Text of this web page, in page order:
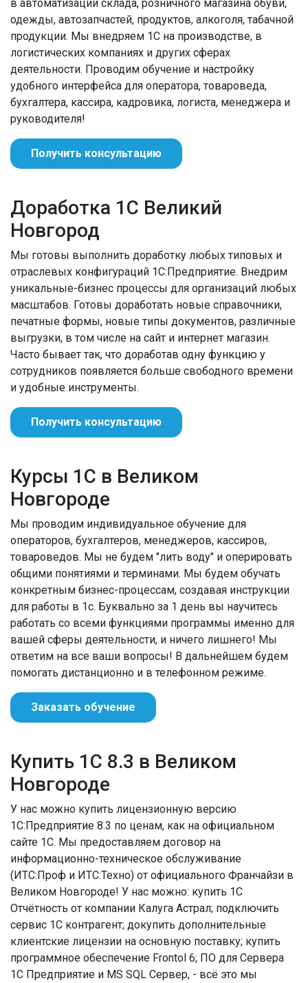
в автоматизации склада, розничного магазина обуви,
одежды, автозапчастей, продуктов, алкоголя, табачной
продукции. Мы внедряем 1С на производстве, в
логистических компаниях и других сферах
деятельности. Проводим обучение и настройку
удобного интерфейса для оператора, товароведа,
бухгалтера, кассира, кадровика, логиста, менеджера и
руководителя!
Получить консультацию
Доработка 1С Великий
Новгород
Мы готовы выполнить доработку любых типовых и
отраслевых конфигураций 1С:Предприятие. Внедрим
уникальные-бизнес процессы для организаций любых
масштабов. Готовы доработать новые справочники,
печатные формы, новые типы документов, различные
выгрузки, в том числе на сайт и интернет магазин.
Часто бывает так, что доработав одну функцию у
сотрудников появляется больше свободного времени
и удобные инструменты.
Получить консультацию
Курсы 1С в Великом
Новгороде
Мы проводим индивидуальное обучение для
операторов, бухгалтеров, менеджеров, кассиров,
товароведов. Мы не будем "лить воду" и оперировать
общими понятиями и терминами. Мы будем обучать
конкретным бизнес-процессам, создавая инструкции
для работы в 1с. Буквально за 1 день вы научитесь
работать со всеми функциями программы именно для
вашей сферы деятельности, и ничего лишнего! Мы
ответим на все ваши вопросы! В дальнейшем будем
помогать дистанционно и в телефонном режиме.
Заказать обучение
Купить 1С 8.3 в Великом
Новгороде
У нас можно купить лицензионную версию
1С:Предприятие 8.3 по ценам, как на официальном
сайте 1С. Мы предоставляем договор на
информационно-техническое обслуживание
(ИТС:Проф и ИТС:Техно) от официального Франчайзи в
Великом Новгороде! У нас можно: купить 1С
Отчётность от компании Калуга Астрал; подключить
сервис 1С контрагент; докупить дополнительные
клиентские лицензии на основную поставку; купить
программное обеспечение Frontol 6; ПО для Сервера
1С Предприятие и MS SQL Сервер, - всё это мы